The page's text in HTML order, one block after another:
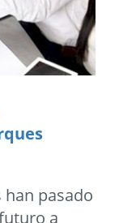
han pasado
a